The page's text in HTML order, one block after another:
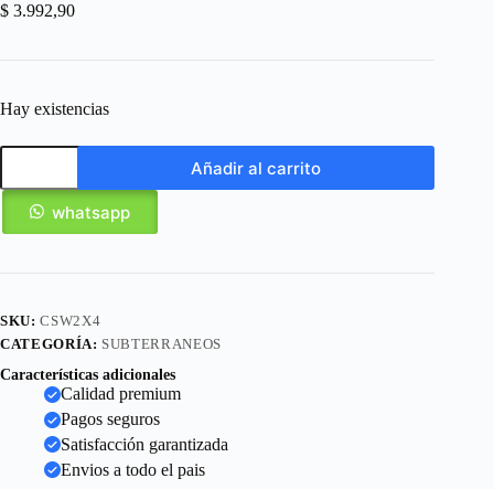
$ 3.992,90
Hay existencias
Añadir al carrito
whatsapp
SKU:CSW2X4
CATEGORÍA: SUBTERRANEOS
Características adicionales
Calidad premium
Pagos seguros
Satisfacción garantizada
Envios a todo el pais